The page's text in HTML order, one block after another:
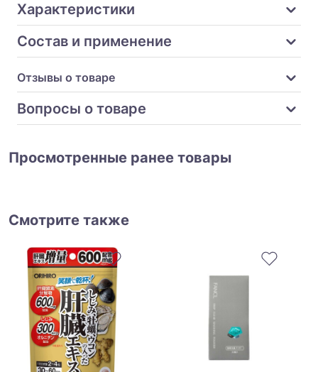
Характеристики
Состав и применение
Отзывы о товаре
Вопросы о товаре
Просмотренные ранее товары
Смотрите также